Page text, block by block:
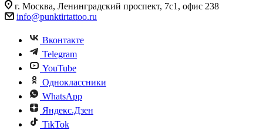
г. Москва, Ленинградский проспект, 7с1, офис 238
info@punktirtattoo.ru
Вконтакте
Telegram
YouTube
Одноклассники
WhatsApp
Яндекс.Дзен
TikTok